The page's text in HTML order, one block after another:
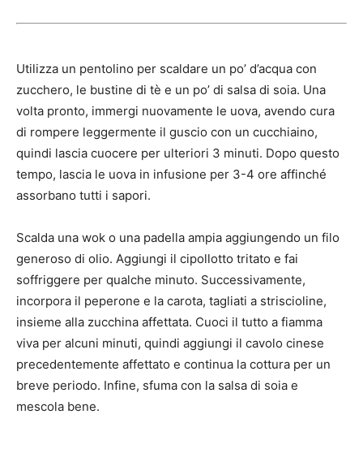
Utilizza un pentolino per scaldare un po’ d’acqua con
zucchero, le bustine di tè e un po’ di salsa di soia. Una
volta pronto, immergi nuovamente le uova, avendo cura
di rompere leggermente il guscio con un cucchiaino,
quindi lascia cuocere per ulteriori 3 minuti. Dopo questo
tempo, lascia le uova in infusione per 3-4 ore affinché
assorbano tutti i sapori.
Scalda una wok o una padella ampia aggiungendo un filo
generoso di olio. Aggiungi il cipollotto tritato e fai
soffriggere per qualche minuto. Successivamente,
incorpora il peperone e la carota, tagliati a striscioline,
insieme alla zucchina affettata. Cuoci il tutto a fiamma
viva per alcuni minuti, quindi aggiungi il cavolo cinese
precedentemente affettato e continua la cottura per un
breve periodo. Infine, sfuma con la salsa di soia e
mescola bene.